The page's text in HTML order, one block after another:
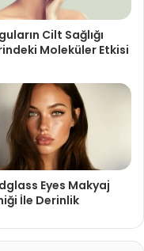
Cilt Sağlığı
Moleküler Etkisi
Eyes Makyaj
İle Derinlik